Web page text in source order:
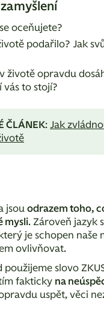
oceňujete?
podařilo? Jak
životě opravdu
vás to stojí?
ČLÁNEK: Jak
jsou odrazem toho,
mysli. Zároveň jazyk
je schopen naše
ovlivňovat.
použijeme slovo
fakticky na
uspět, věci